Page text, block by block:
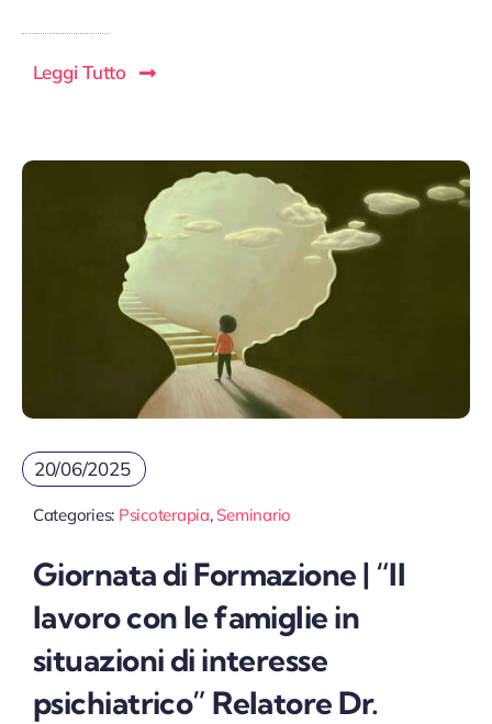
Leggi Tutto
20/06/2025
Categories: Psicoterapia, Seminario
Giornata di Formazione | “Il
lavoro con le famiglie in
situazioni di interesse
psichiatrico” Relatore Dr.